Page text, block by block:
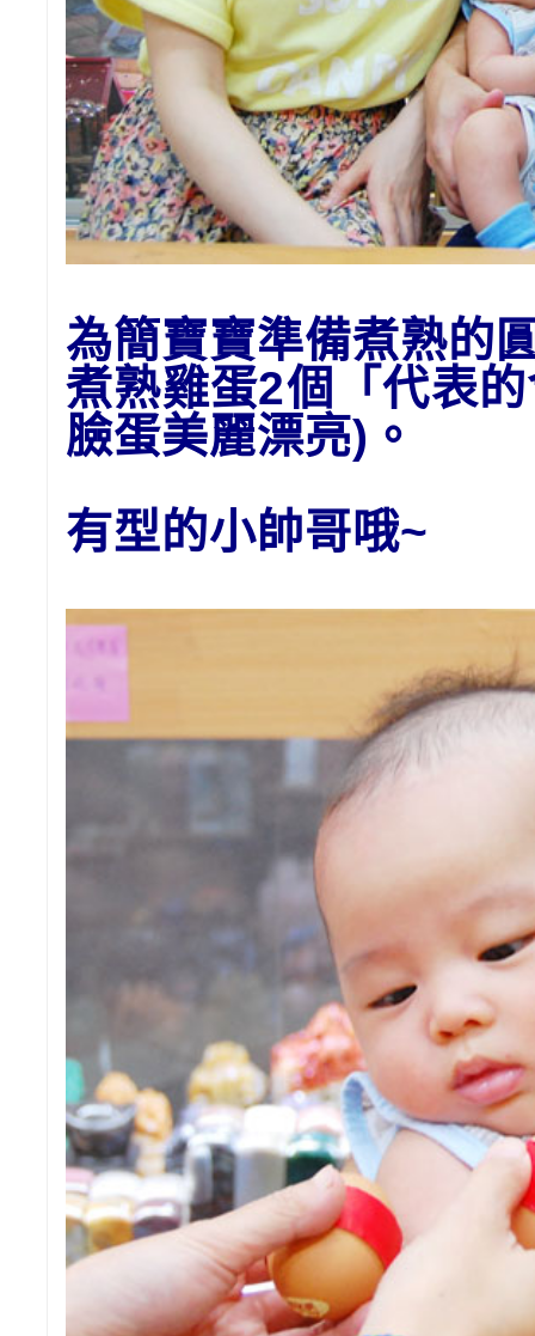
為簡寶寶準備煮熟的
煮熟雞蛋2個「代表
臉蛋美麗漂亮)。
有型的小帥哥哦~